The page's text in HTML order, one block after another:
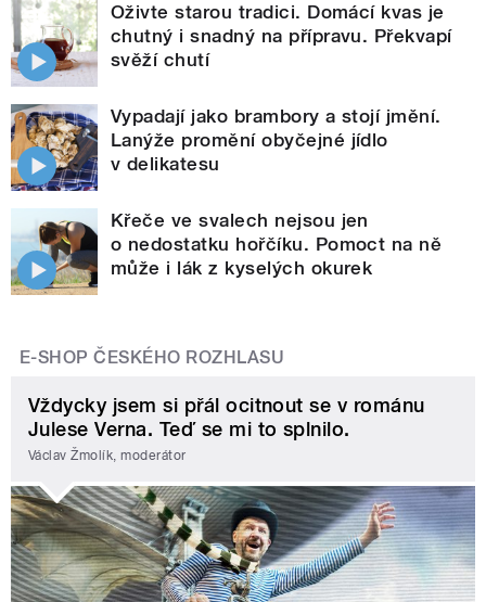
Oživte starou tradici. Domácí kvas je
chutný i snadný na přípravu. Překvapí
svěží chutí
Vypadají jako brambory a stojí jmění.
Lanýže promění obyčejné jídlo
v delikatesu
Křeče ve svalech nejsou jen
o nedostatku hořčíku. Pomoct na ně
může i lák z kyselých okurek
E-SHOP ČESKÉHO ROZHLASU
Vždycky jsem si přál ocitnout se v románu
Julese Verna. Teď se mi to splnilo.
Václav Žmolík, moderátor